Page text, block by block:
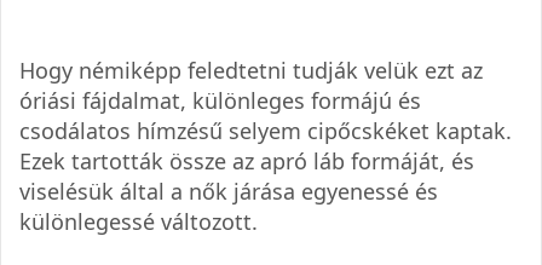
Hogy némiképp feledtetni tudják velük ezt az
óriási fájdalmat, különleges formájú és
csodálatos hímzésű selyem cipőcskéket kaptak.
Ezek tartották össze az apró láb formáját, és
viselésük által a nők járása egyenessé és
különlegessé változott.